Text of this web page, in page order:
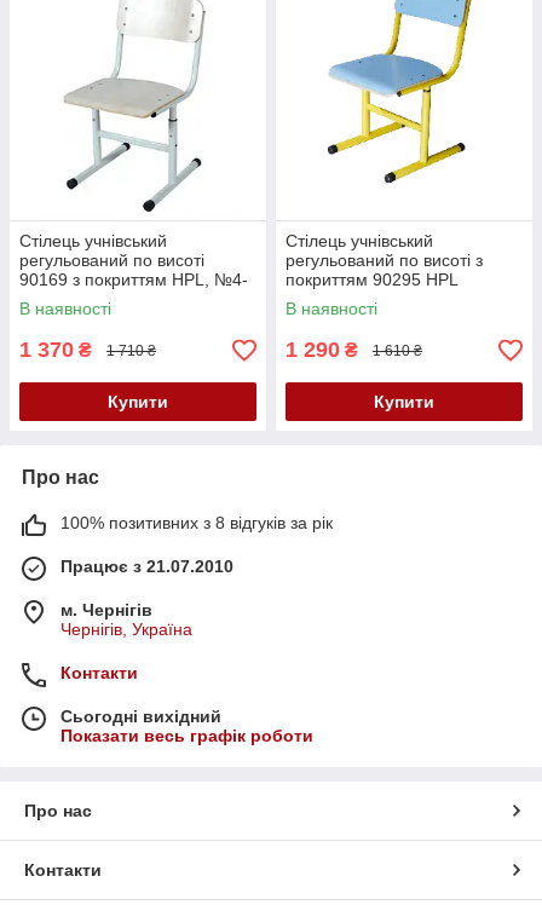
Стілець учнівський
регульований по висоті
90169 з покриттям HPL, №4-
7
В наявності
1 370 ₴ 1 710 ₴
Купити
Стілець учнівський
регульований по висоті з
покриттям 90295 HPL
В наявності
1 290 ₴ 1 610 ₴
Купити
Про нас
100% позитивних з 8 відгуків за рік
Працює з 21.07.2010
м. Чернігів
Чернігів, Україна
Контакти
Сьогодні вихідний
Показати весь графік роботи
Про нас
Контакти